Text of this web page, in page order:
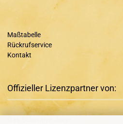
Maßtabelle
Rückrufservice
Kontakt
Offizieller Lizenzpartner von: